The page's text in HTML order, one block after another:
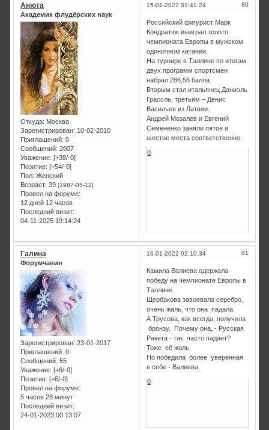
80
15-01-2022 01:41:24
Анюта
Академик флудёрских наук
Откуда: Москва
Зарегистрирован: 10-02-2010
Приглашений: 0
Сообщений: 2007
Уважение: [+38/-0]
Позитив: [+54/-0]
Пол: Женский
Возраст: 39[1987-05-12]
Провел на форуме:
12 дней 12 часов
Последний визит:
04-11-2025 19:14:24
Российский фигурист Марк
Кондратюк выиграл золото
чемпионата Европы в мужском
одиночном катании.
На турнире в Таллине по итогам
двух программ спортсмен
набрал 286,56 балла.
Вторым стал итальянец Даниэль
Грассль, третьим – Денис
Васильев из Латвии.
Андрей Мозалев и Евгений
Семененко заняли пятое и
шестое места соответственно.
0
81
16-01-2022 02:10:34
Галина
Форумчанин
Зарегистрирован: 23-01-2017
Приглашений: 0
Сообщений: 55
Уважение: [+6/-0]
Позитив: [+6/-0]
Провел на форуме:
5 часов 28 минут
Последний визит:
24-01-2023 00:13:07
Камила Валиева одержала
победу на чемпионате Европы в
Таллине.
Щербакова завоевала серебро,
очень жаль, что она падала.
А Трусова, как всегда, получила
бронзу. Почему она, - Русская
Ракета - так часто падает?
Тоже её жаль.
Но победила более уверенная
в себе - Валиева.
0